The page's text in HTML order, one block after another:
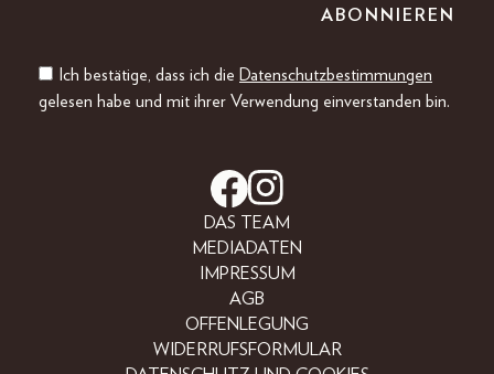
Ich bestätige, dass ich die Datenschutzbestimmungen
gelesen habe und mit ihrer Verwendung einverstanden bin.
DAS TEAM
MEDIADATEN
IMPRESSUM
AGB
OFFENLEGUNG
WIDERRUFSFORMULAR